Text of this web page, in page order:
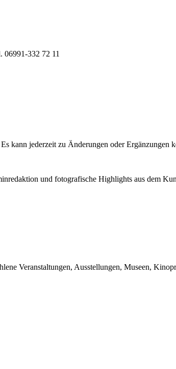
06991-332 72 11
kann jederzeit zu Änderungen oder Ergänzungen
und fotografische Highlights aus dem
Veranstaltungen, Ausstellungen, Museen,